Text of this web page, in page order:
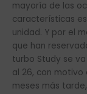
mayoría de las
características
unidad. Y por el
que han
turbo Study se
al 26, con motivo
meses más